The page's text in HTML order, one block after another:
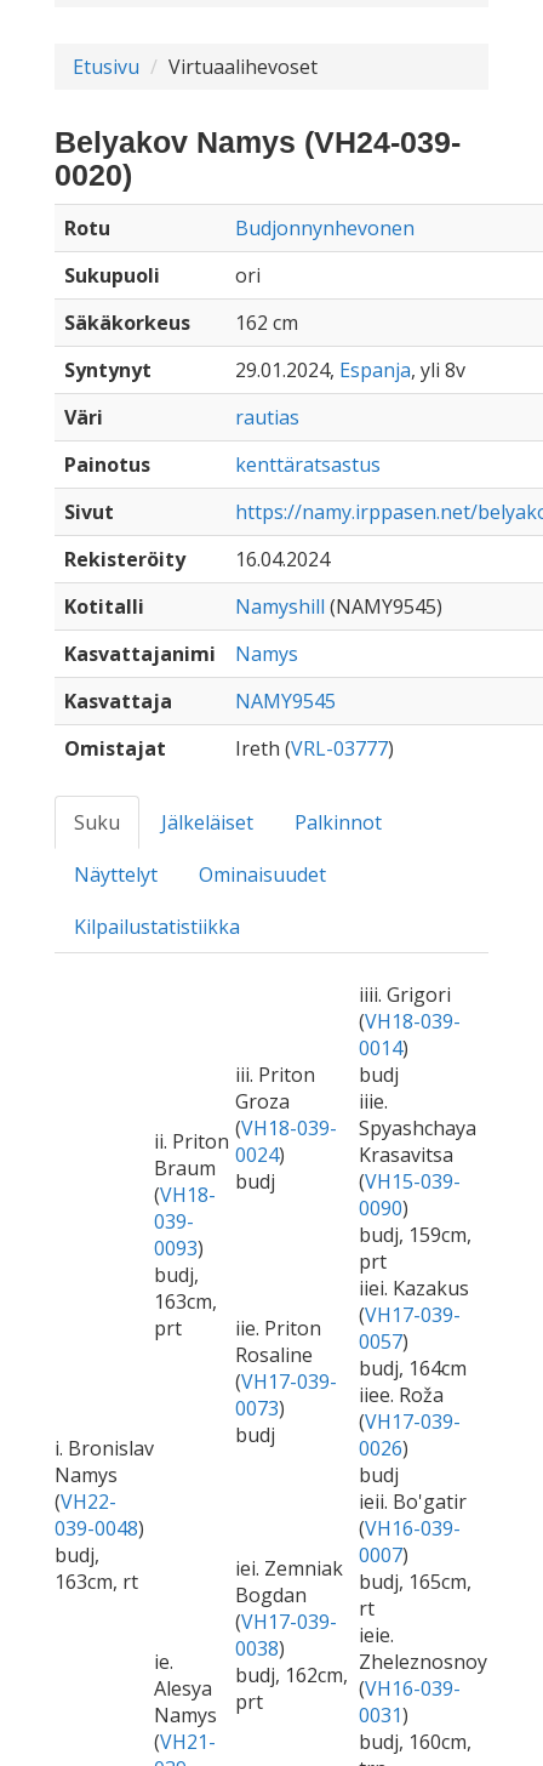
Etusivu Virtuaalihevoset
Belyakov Namys (VH24-039-
0020)
Rotu
Budjonnynhevonen
Sukupuoli
ori
Säkäkorkeus
162 cm
Syntynyt
29.01.2024, Espanja, yli 8v
Väri
rautias
Painotus
kenttäratsastus
Sivut
https://namy.irppasen.net/
Rekisteröity
16.04.2024
Kotitalli
Namyshill (NAMY9545)
Kasvattajanimi
Namys
Kasvattaja
NAMY9545
Omistajat
Ireth (VRL-03777)
Suku Jälkeläiset
Palkinnot
Näyttelyt
Ominaisuudet
Kilpailustatistiikka
i. Bronislav
Namys
(VH22-
039-0048)
budj,
163cm, rt
ii. Priton
Braum
(VH18-
039-
0093)
budj,
163cm,
prt
iii. Priton
Groza
(VH18-039-
0024)
budj
iiii. Grigori
(VH18-039-
0014)
budj
iiie.
Spyashchaya
Krasavitsa
(VH15-039-
0090)
budj, 159cm,
prt
iie. Priton
Rosaline
(VH17-039-
0073)
budj
iiei. Kazakus
(VH17-039-
0057)
budj, 164cm
iiee. Roža
(VH17-039-
0026)
budj
ie.
Alesya
Namys
(VH21-
iei. Zemniak
Bogdan
(VH17-039-
0038)
budj, 162cm,
prt
ieii. Bo'gatir
(VH16-039-
0007)
budj, 165cm,
rt
ieie.
Zheleznosnoy
(VH16-039-
0031)
budj, 160cm,